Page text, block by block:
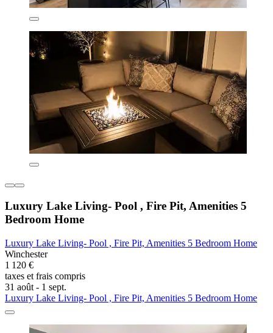
Luxury Lake Living- Pool , Fire Pit, Amenities 5
Bedroom Home
Luxury Lake Living- Pool , Fire Pit, Amenities 5 Bedroom Home
Winchester
1 120 €
taxes et frais compris
31 août - 1 sept.
Luxury Lake Living- Pool , Fire Pit, Amenities 5 Bedroom Home